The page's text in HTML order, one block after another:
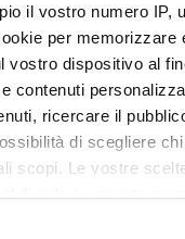
il vostro numero IP,
per memorizzare
vostro dispositivo al
contenuti
ricercare il
di scegliere
scopi. Le vostre
solo su questa